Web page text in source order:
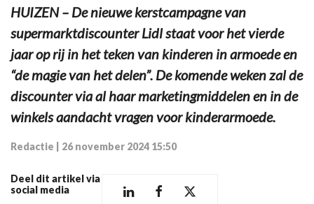
HUIZEN – De nieuwe kerstcampagne van
supermarktdiscounter Lidl staat voor het vierde
jaar op rij in het teken van kinderen in armoede en
“de magie van het delen”. De komende weken zal de
discounter via al haar marketingmiddelen en in de
winkels aandacht vragen voor kinderarmoede.
Redactie 26 november 2024 15:50
Deel dit artikel via
social media